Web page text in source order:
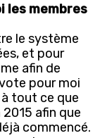
les membres
le système
et pour
afin de
pour moi
tout ce que
afin que
commencé.